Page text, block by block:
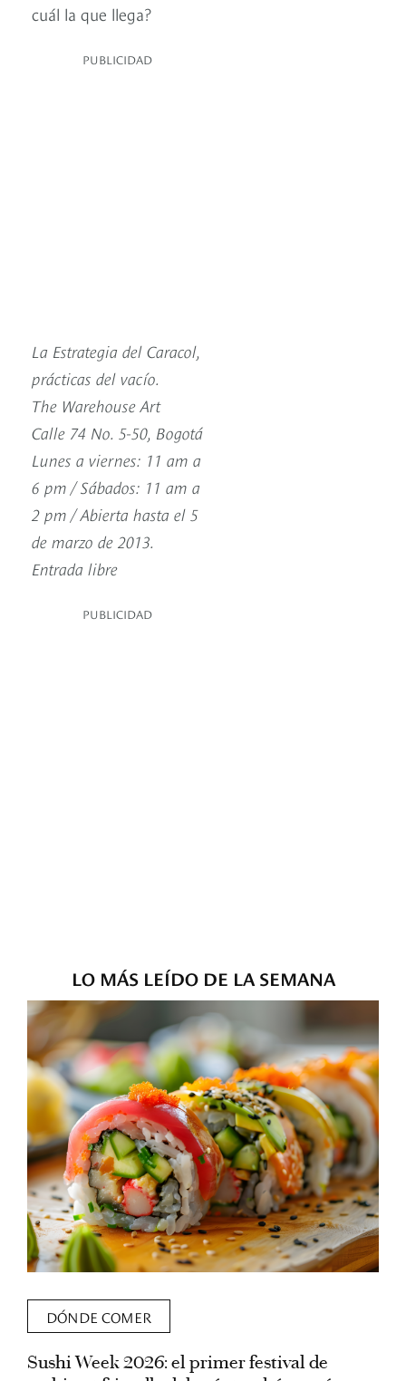
cuál la que llega?
PUBLICIDAD
La Estrategia del Caracol,
prácticas del vacío.
The Warehouse Art
Calle 74 No. 5-50, Bogotá
Lunes a viernes: 11 am a
6 pm / Sábados: 11 am a
2 pm / Abierta hasta el 5
de marzo de 2013.
Entrada libre
PUBLICIDAD
LO MÁS LEÍDO DE LA SEMANA
DÓNDE COMER
Sushi Week 2026: el primer festival de